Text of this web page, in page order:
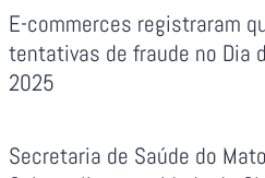
E-commerces registraram
tentativas de fraude no Dia
2025
Secretaria de Saúde do